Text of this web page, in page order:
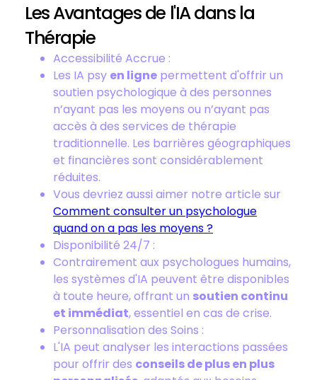
Les Avantages de l'IA dans la
Thérapie
Accessibilité Accrue :
Les IA psy en ligne permettent d'offrir un
soutien psychologique à des personnes
n’ayant pas les moyens ou n’ayant pas
accès à des services de thérapie
traditionnelle. Les barrières géographiques
et financières sont considérablement
réduites.
Vous devriez aussi aimer notre article sur
Comment consulter un psychologue
quand on a pas les moyens ?
Disponibilité 24/7 :
Contrairement aux psychologues humains,
les systèmes d'IA peuvent être disponibles
à toute heure, offrant un soutien continu
et immédiat, essentiel en cas de crise.
Personnalisation des Soins :
L'IA peut analyser les interactions passées
pour offrir des conseils de plus en plus